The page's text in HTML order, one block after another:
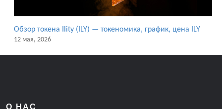
Обзор токена Ility (ILY) — токеномика, график, цена ILY
12 мая, 2026
О НАС